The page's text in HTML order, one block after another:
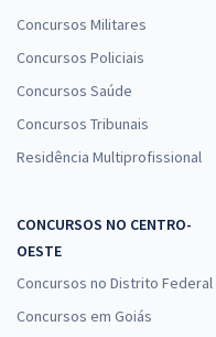
Concursos Militares
Concursos Policiais
Concursos Saúde
Concursos Tribunais
Residência Multiprofissional
CONCURSOS NO CENTRO-
OESTE
Concursos no Distrito Federal
Concursos em Goiás